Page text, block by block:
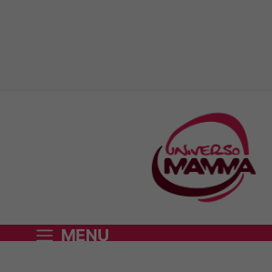
MENU